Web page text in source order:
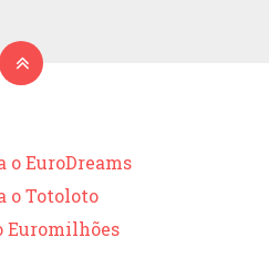
o EuroDreams
o Totoloto
Euromilhões